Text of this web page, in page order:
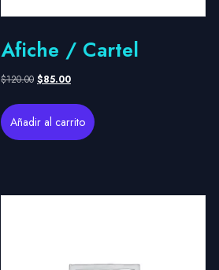
Afiche / Cartel
$120.00 $85.00
Añadir al carrito